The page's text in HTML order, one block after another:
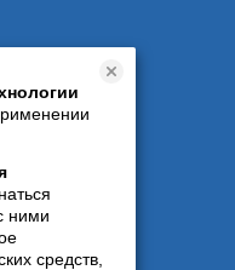
ними
средств,